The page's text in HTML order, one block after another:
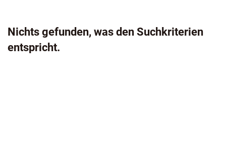
Nichts gefunden, was den Suchkriterien
entspricht.